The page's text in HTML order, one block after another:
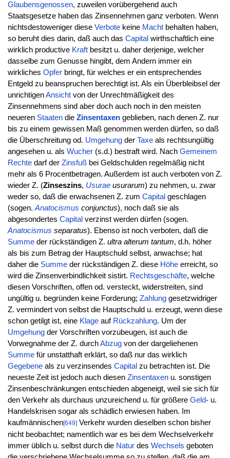
Glaubensgenossen, zuweilen vorübergehend auch
Staatsgesetze haben das Zinsennehmen ganz verboten. Wenn
nichtsdestoweniger diese Verbotekeine Machtbehalten haben,
so beruht dies darin, daß auch das Capital wirthschaftlich eine
wirklich productive Kraftbesitzt u. daher derjenige, welcher
dasselbe zum Genusse hingibt, dem Andern immer ein
wirkliches Opferbringt, für welches er ein entsprechendes
Entgeld zu beanspruchen berechtigt ist. Als ein Überbleibsel der
unrichtigenAnsichtvon der Unrechtmäßigkeit des
Zinsennehmens sind aber doch auch noch in den meisten
neueren Staatendie Zinsentaxengeblieben, nach denen Z. nur
bis zu einem gewissen Maß genommen werden dürfen, so daß
die Überschreitung od. Umgehungder Taxeals rechtsungültig
angesehen u. als Wucher(s.d.) bestraft wird. Nach Gemeinem
Rechtedarf der Zinsfußbei Geldschulden regelmäßig nicht
mehr als 6 Procentbetragen. Außerdem ist auch verboten von Z.
wieder Z. (Zinseszins, Usuraeusurarum) zu nehmen, u. zwar
weder so, daß die erwachsenen Z. zum Capital geschlagen
(sogen.Anatocismus conjunctus), noch daß sie als
abgesondertes Capital verzinst werden dürfen (sogen.
Anatocismus separatus). Ebenso ist noch verboten, daß die
Summeder rückständigen Z. ultra alterum tantum, d.h. höher
als bis zum Betrag der Hauptschuld selbst, anwachse; hat
daher die Summeder rückständigen Z. diese Höheerreicht, so
wird die Zinsenverbindlichkeit sistirt. Rechtsgeschäfte, welche
diesen Vorschriften, offen od. versteckt, widerstreiten, sind
ungültig u. begründen keine Forderung; Zahlunggesetzwidriger
Z. vermindert von selbst die Hauptschuld u. erzeugt, wenn diese
schon getilgt ist, eine Klageauf Rückzahlung. Um der
Umgehungder Vorschriften vorzubeugen, ist auch die
Vorwegnahme der Z. durchAbzugvon der dargeliehenen
Summefür unstatthaft erklärt, so daß nur das wirklich
Gegebeneals zu verzinsendes Capital zu betrachten ist. Die
neueste Zeit ist jedoch auch diesen Zinsentaxenu. sonstigen
Zinsenbeschränkungen entschieden abgeneigt, weil sie sich für
den Verkehr als durchaus unzureichend u. für größere Geld- u.
Handelskrisen sogar als schädlich erwiesen haben. Im
kaufmännischen[649]Verkehr wurden dieselben schon bisher
nicht beobachtet; namentlich war es bei dem Wechselverkehr
immer üblich u. selbst durch die Naturdes Wechsels geboten